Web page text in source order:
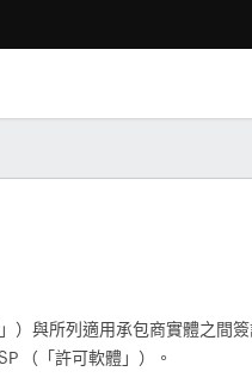
與所列適用承包商實體之間簽
（「許可軟體」）。